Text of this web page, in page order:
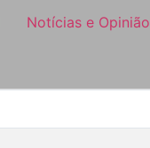
Notícias e Opinião